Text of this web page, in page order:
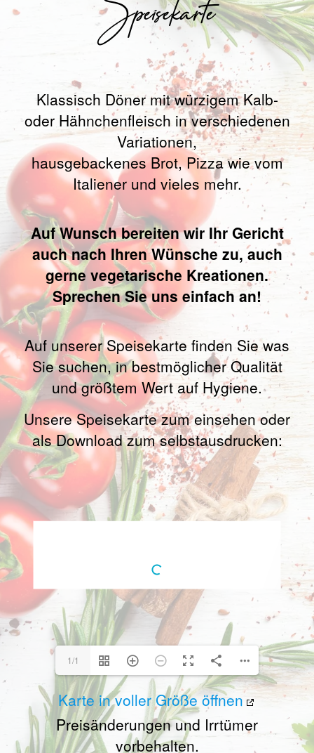
Klassisch Döner mit würzigem Kalb-
oder Hähnchenfleisch in verschiedenen
Variationen,
hausgebackenes Brot, Pizza wie vom
Italiener und vieles mehr.
Auf Wunsch bereiten wir Ihr Gericht
auch nach Ihren Wünsche zu, auch
gerne vegetarische Kreationen.
Sprechen Sie uns einfach an!
Auf unserer Speisekarte finden Sie was
Sie suchen, in bestmöglicher Qualität
und größtem Wert auf Hygiene.
Unsere Speisekarte zum einsehen oder
als Download zum selbstausdrucken:
1/1
Karte in voller Größe öffnen
Preisänderungen und Irrtümer
vorbehalten.